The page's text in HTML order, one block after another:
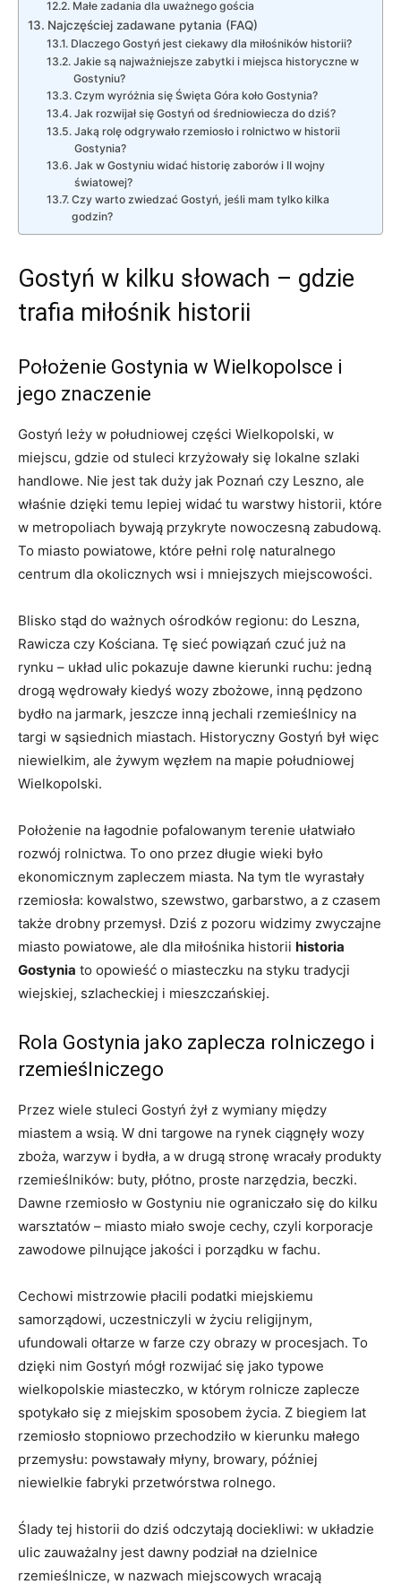
Małe zadania dla uważnego gościa
Najczęściej zadawane pytania (FAQ)
Dlaczego Gostyń jest ciekawy dla miłośników historii?
Jakie są najważniejsze zabytki i miejsca historyczne w
Gostyniu?
Czym wyróżnia się Święta Góra koło Gostynia?
Jak rozwijał się Gostyń od średniowiecza do dziś?
Jaką rolę odgrywało rzemiosło i rolnictwo w historii
Gostynia?
Jak w Gostyniu widać historię zaborów i II wojny
światowej?
Czy warto zwiedzać Gostyń, jeśli mam tylko kilka
godzin?
Gostyń w kilku słowach – gdzie
trafia miłośnik historii
Położenie Gostynia w Wielkopolsce i
jego znaczenie
Gostyń leży w południowej części Wielkopolski, w
miejscu, gdzie od stuleci krzyżowały się lokalne szlaki
handlowe. Nie jest tak duży jak Poznań czy Leszno, ale
właśnie dzięki temu lepiej widać tu warstwy historii, które
w metropoliach bywają przykryte nowoczesną zabudową.
To miasto powiatowe, które pełni rolę naturalnego
centrum dla okolicznych wsi i mniejszych miejscowości.
Blisko stąd do ważnych ośrodków regionu: do Leszna,
Rawicza czy Kościana. Tę sieć powiązań czuć już na
rynku – układ ulic pokazuje dawne kierunki ruchu: jedną
drogą wędrowały kiedyś wozy zbożowe, inną pędzono
bydło na jarmark, jeszcze inną jechali rzemieślnicy na
targi w sąsiednich miastach. Historyczny Gostyń był więc
niewielkim, ale żywym węzłem na mapie południowej
Wielkopolski.
Położenie na łagodnie pofalowanym terenie ułatwiało
rozwój rolnictwa. To ono przez długie wieki było
ekonomicznym zapleczem miasta. Na tym tle wyrastały
rzemiosła: kowalstwo, szewstwo, garbarstwo, a z czasem
także drobny przemysł. Dziś z pozoru widzimy zwyczajne
miasto powiatowe, ale dla miłośnika historii historia
Gostynia to opowieść o miasteczku na styku tradycji
wiejskiej, szlacheckiej i mieszczańskiej.
Rola Gostynia jako zaplecza rolniczego i
rzemieślniczego
Przez wiele stuleci Gostyń żył z wymiany między
miastem a wsią. W dni targowe na rynek ciągnęły wozy
zboża, warzyw i bydła, a w drugą stronę wracały produkty
rzemieślników: buty, płótno, proste narzędzia, beczki.
Dawne rzemiosło w Gostyniu nie ograniczało się do kilku
warsztatów – miasto miało swoje cechy, czyli korporacje
zawodowe pilnujące jakości i porządku w fachu.
Cechowi mistrzowie płacili podatki miejskiemu
samorządowi, uczestniczyli w życiu religijnym,
ufundowali ołtarze w farze czy obrazy w procesjach. To
dzięki nim Gostyń mógł rozwijać się jako typowe
wielkopolskie miasteczko, w którym rolnicze zaplecze
spotykało się z miejskim sposobem życia. Z biegiem lat
rzemiosło stopniowo przechodziło w kierunku małego
przemysłu: powstawały młyny, browary, później
niewielkie fabryki przetwórstwa rolnego.
Ślady tej historii do dziś odczytają dociekliwi: w układzie
ulic zauważalny jest dawny podział na dzielnice
rzemieślnicze, w nazwach miejscowych wracają